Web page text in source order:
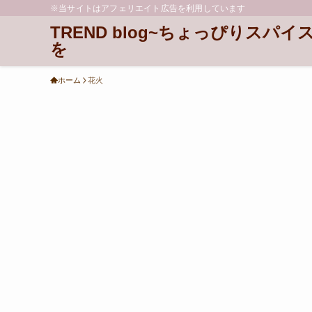
※当サイトはアフェリエイト広告を利用しています
TREND blog~ちょっぴりスパイ
を
ホーム 花火